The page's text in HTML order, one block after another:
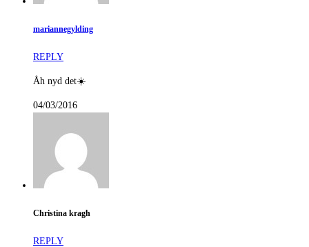
mariannegylding
REPLY
Åh nyd det☀️
04/03/2016
Christina kragh
REPLY